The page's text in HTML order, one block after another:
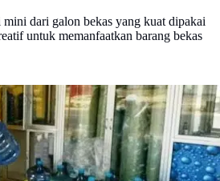
mini dari galon bekas yang kuat dipakai
untuk memanfaatkan barang bekas